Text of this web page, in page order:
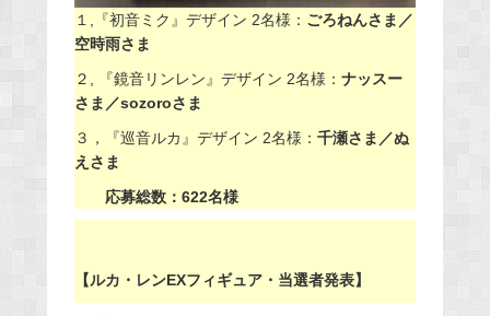
１,『初音ミク』デザイン 2名様： ごろねんさま／
空時雨さま
２, 『鏡音リンレン』デザイン 2名様： ナッスー
さま／sozoroさま
３，『巡音ルカ』デザイン 2名様： 千瀬さま／ぬ
えさま
応募総数：622名様
【ルカ・レンEXフィギュア・当選者発表】